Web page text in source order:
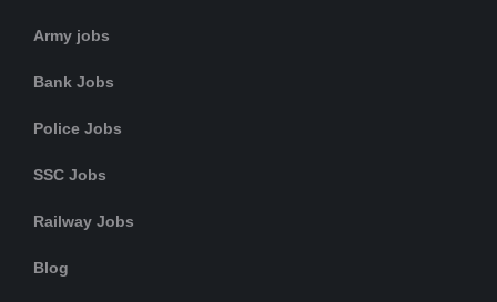
Army jobs
Bank Jobs
Police Jobs
SSC Jobs
Railway Jobs
Blog